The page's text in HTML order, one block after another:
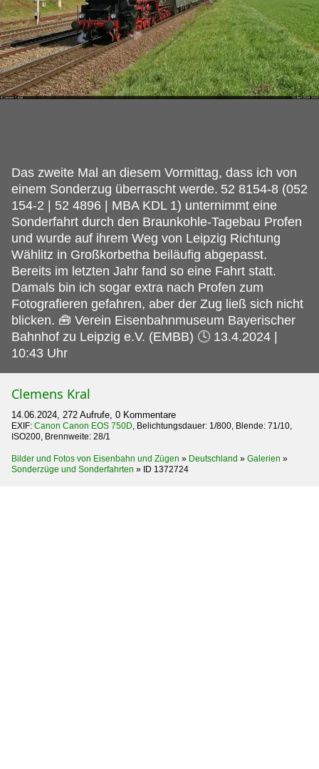
Das zweite Mal an diesem Vormittag, dass ich von
einem Sonderzug überrascht werde. 52 8154-8 (052
154-2 | 52 4896 | MBA KDL 1) unternimmt eine
Sonderfahrt durch den Braunkohle-Tagebau Profen
und wurde auf ihrem Weg von Leipzig Richtung
Wählitz in Großkorbetha beiläufig abgepasst.
Bereits im letzten Jahr fand so eine Fahrt statt.
Damals bin ich sogar extra nach Profen zum
Fotografieren gefahren, aber der Zug ließ sich nicht
blicken. 🧰 Verein Eisenbahnmuseum Bayerischer
Bahnhof zu Leipzig e.V. (EMBB) 🕓 13.4.2024 |
10:43 Uhr
Clemens Kral
14.06.2024, 272 Aufrufe, 0 Kommentare
EXIF: Canon Canon EOS 750D, Belichtungsdauer: 1/800, Blende: 71/10,
ISO200, Brennweite: 28/1
Bilder und Fotos von Eisenbahn und Zügen » Deutschland » Galerien »
Sonderzüge und Sonderfahrten » ID 1372724